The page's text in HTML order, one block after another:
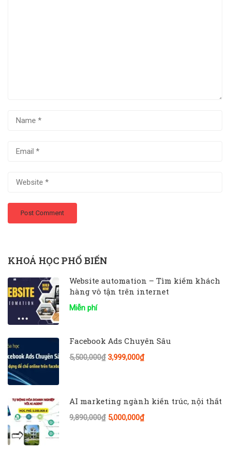
KHOÁ HỌC PHỔ BIẾN
Website automation – Tìm kiếm khách
hàng vô tận trên internet
Miễn phí
Facebook Ads Chuyên Sâu
5,500,000₫3,999,000₫
AI marketing ngành kiến trúc, nội thất
9,890,000₫5,000,000₫